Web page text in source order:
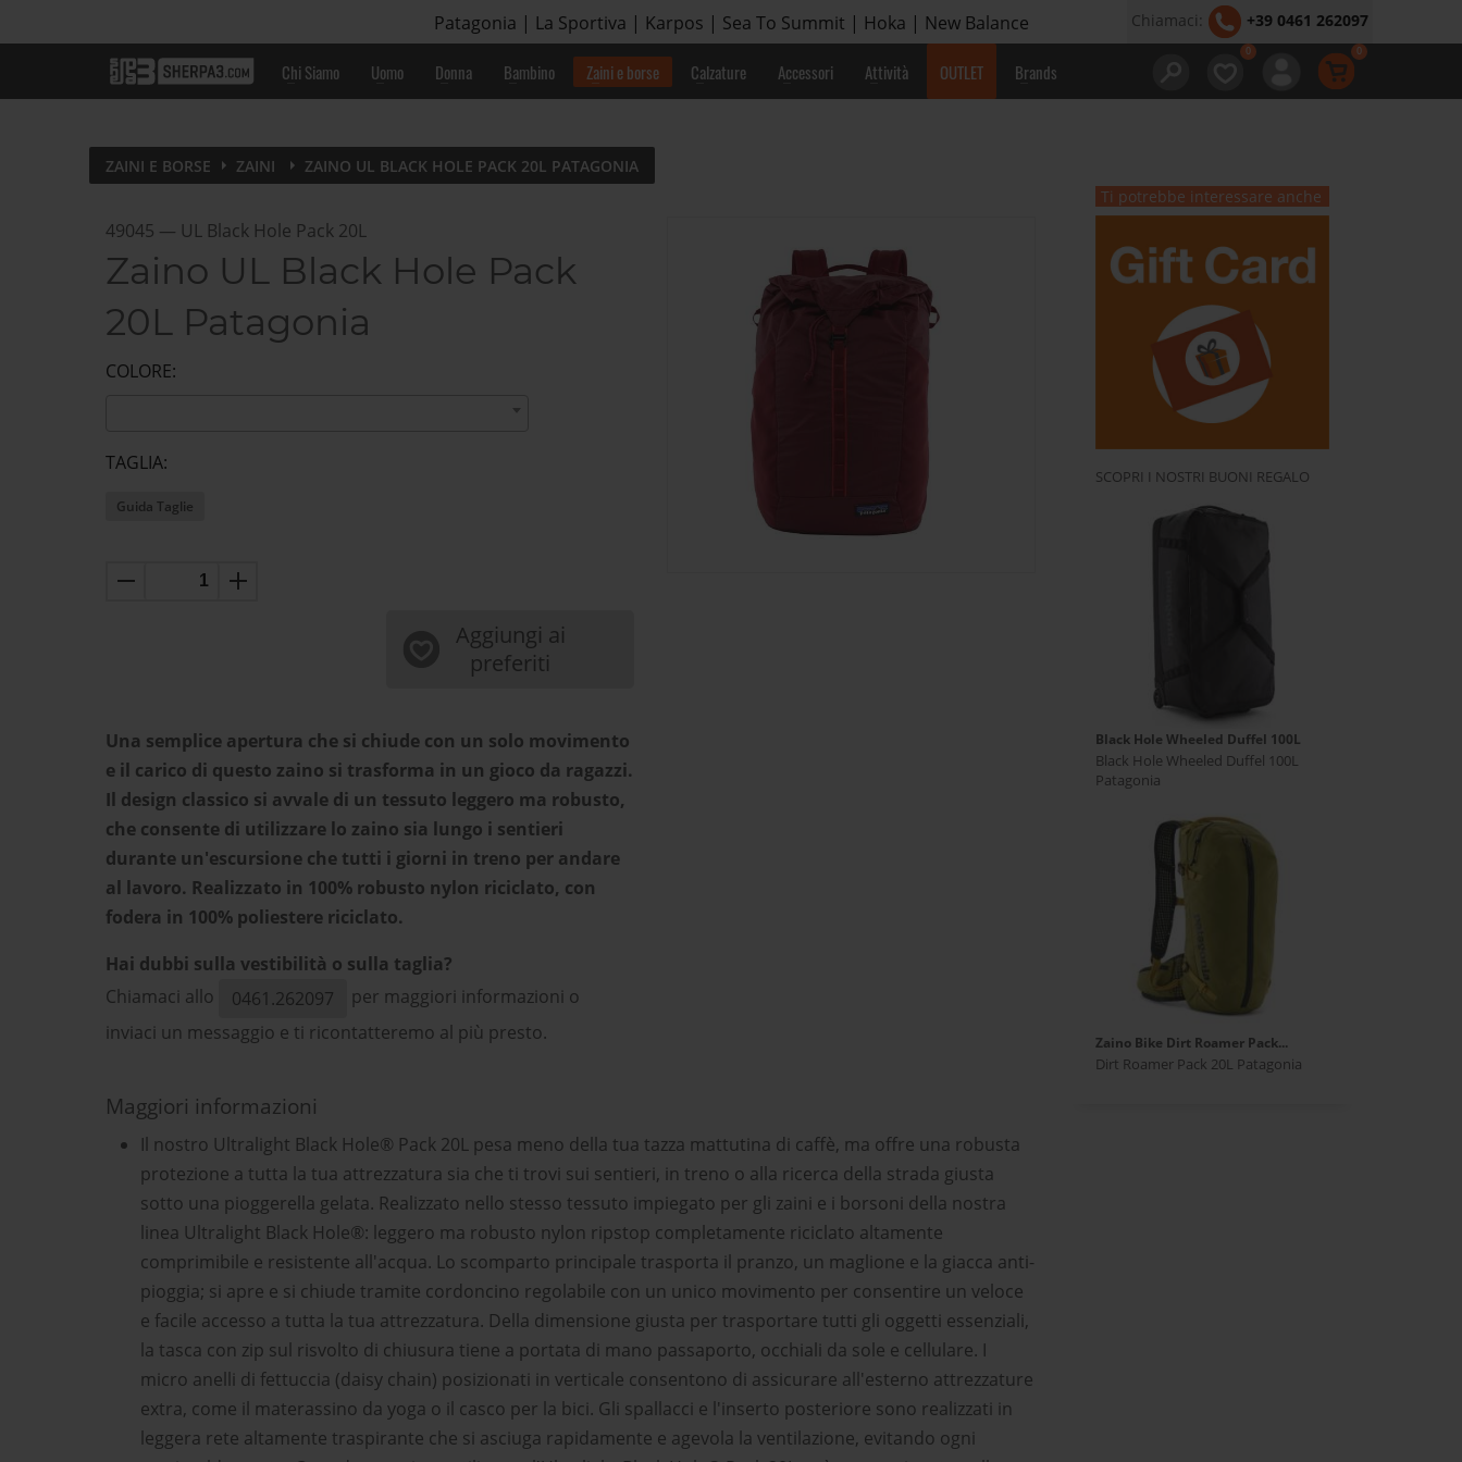
Patagonia | La Sportiva | Karpos | Sea To Summit | Hoka | New Balance Chiamaci: +39 0461 262097
Chi Siamo Uomo Donna Bambino Zaini e borse Calzature Accessori Attività OUTLET Brands
ZAINI E BORSE ZAINI ZAINO UL BLACK HOLE PACK 20L PATAGONIA
49045 — UL Black Hole Pack 20L
Zaino UL Black Hole Pack
20L Patagonia
COLORE:
TAGLIA:
Guida Taglie
Aggiungi ai
preferiti
Una semplice apertura che si chiude con un solo movimento
e il carico di questo zaino si trasforma in un gioco da ragazzi.
Il design classico si avvale di un tessuto leggero ma robusto,
che consente di utilizzare lo zaino sia lungo i sentieri
durante un'escursione che tutti i giorni in treno per andare
al lavoro. Realizzato in 100% robusto nylon riciclato, con
fodera in 100% poliestere riciclato.
Hai dubbi sulla vestibilità o sulla taglia?
Chiamaci allo
0461.262097
per maggiori informazioni o
inviaci un messaggio e ti ricontatteremo al più presto.
Maggiori informazioni
Il nostro Ultralight Black Hole® Pack 20L pesa meno della tua tazza mattutina di caffè, ma offre una robusta
protezione a tutta la tua attrezzatura sia che ti trovi sui sentieri, in treno o alla ricerca della strada giusta
sotto una pioggerella gelata. Realizzato nello stesso tessuto impiegato per gli zaini e i borsoni della nostra
linea Ultralight Black Hole®: leggero ma robusto nylon ripstop completamente riciclato altamente
comprimibile e resistente all'acqua. Lo scomparto principale trasporta il pranzo, un maglione e la giacca anti-
pioggia; si apre e si chiude tramite cordoncino regolabile con un unico movimento per consentire un veloce
e facile accesso a tutta la tua attrezzatura. Della dimensione giusta per trasportare tutti gli oggetti essenziali,
la tasca con zip sul risvolto di chiusura tiene a portata di mano passaporto, occhiali da sole e cellulare. I
micro anelli di fettuccia (daisy chain) posizionati in verticale consentono di assicurare all'esterno attrezzature
extra, come il materassino da yoga o il casco per la bici. Gli spallacci e l'inserto posteriore sono realizzati in
leggera rete altamente traspirante che si asciuga rapidamente e agevola la ventilazione, evitando ogni
Ti potrebbe interessare anche
SCOPRI I NOSTRI BUONI REGALO
Black Hole Wheeled Duffel 100L
Black Hole Wheeled Duffel 100L
Patagonia
Zaino Bike Dirt Roamer Pack...
Dirt Roamer Pack 20L Patagonia